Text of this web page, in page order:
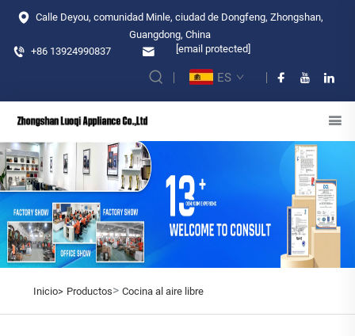
Calle Deyou, comunidad Minle, ciudad de Dongfeng, Zhongshan,
Guangdong, China
+86 13924990837
[email protected]
ES
Inicio> Productos> Cocina al aire libre